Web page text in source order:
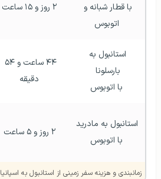
اتوبوس
۲ روز و ۱۵ ساعت
بارسلونا
با اتوبوس
دقیقه
استانبول به مادرید
با اتوبوس
۲ روز و ۵ ساعت
زمانبندی و هزینه سفر زمینی از استانبول به اسپانیا